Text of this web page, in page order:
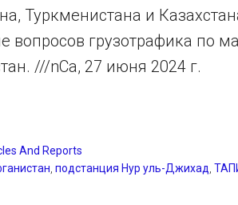
Туркменистана и
вопросов грузотрафика по
///nCa, 27 июня 2024 г.
And Reports
подстанция Нур уль-Джихад